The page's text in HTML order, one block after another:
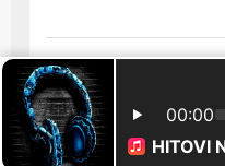
© 2024 Free Radio Prijedor. Sva